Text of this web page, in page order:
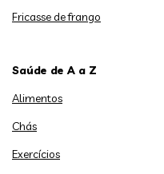
Fricasse de frango
Saúde de A a Z
Alimentos
Chás
Exercícios